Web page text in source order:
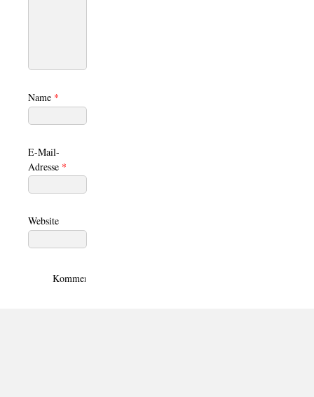
Name *
E-Mail-
Adresse *
Website